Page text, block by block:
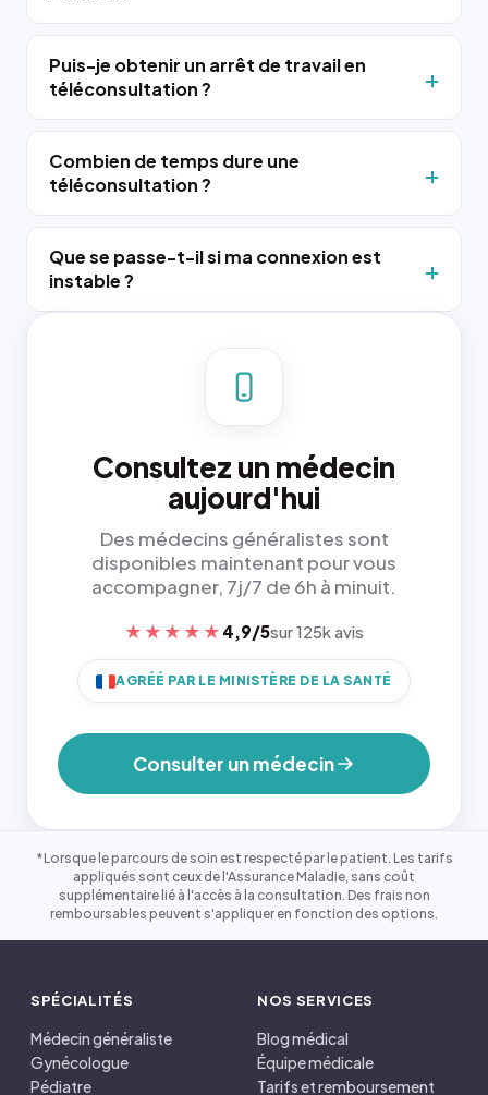
Puis-je obtenir un arrêt de travail en
téléconsultation ?
Combien de temps dure une
téléconsultation ?
Que se passe-t-il si ma connexion est
instable ?
Consultez un médecin
aujourd'hui
Des médecins généralistes sont
disponibles maintenant pour vous
accompagner, 7j/7 de 6h à minuit.
★★★★★ 4,9/5sur 125k avis
AGRÉÉ PAR LE MINISTÈRE DE LA SANTÉ
Consulter un médecin
*Lorsque le parcours de soin est respecté par le patient. Les tarifs
appliqués sont ceux de l'Assurance Maladie, sans coût
supplémentaire lié à l'accès à la consultation. Des frais non
remboursables peuvent s'appliquer en fonction des options.
SPÉCIALITÉS
Médecin généraliste
Gynécologue
Pédiatre
NOS SERVICES
Blog médical
Équipe médicale
Tarifs et remboursement